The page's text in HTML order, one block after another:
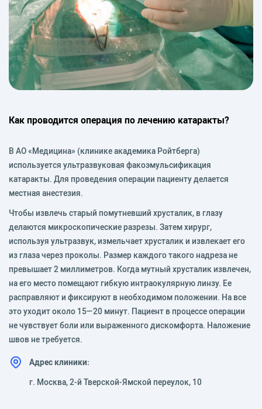
Как проводится операция по лечению катаракты?
В АО «Медицина» (клинике академика Ройтберга)
используется ультразвуковая факоэмульсификация
катаракты. Для проведения операции пациенту делается
местная анестезия.
Чтобы извлечь старый помутневший хрусталик, в глазу
делаются микроскопические разрезы. Затем хирург,
используя ультразвук, измельчает хрусталик и извлекает его
из глаза через проколы. Размер каждого такого надреза не
превышает 2 миллиметров. Когда мутный хрусталик извлечен,
на его место помещают гибкую интраокулярную линзу. Ее
расправляют и фиксируют в необходимом положении. На все
это уходит около 15—20 минут. Пациент в процессе операции
не чувствует боли или выраженного дискомфорта. Наложение
швов не требуется.
Адрес клиники:
г. Москва, 2-й Тверской-Ямской переулок, 10